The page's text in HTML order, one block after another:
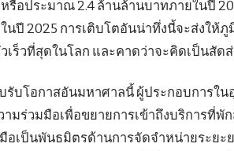
รือประมาณ 2.4 ล้านล้านบาทภายในปี
นปี 2025 การเติบโตอันน่าทึ่งนี้จะส่งให้
เร็วที่สุดในโลก และคาดว่าจะคิดเป็นสัด
รับโอกาสอันมหาศาลนี้ ผู้ประกอบการใน
ามร่วมมือเพื่อขยายการเข้าถึงบริการที่
อเป็นพันธมิตรด้านการจัดจำหน่ายระยะ